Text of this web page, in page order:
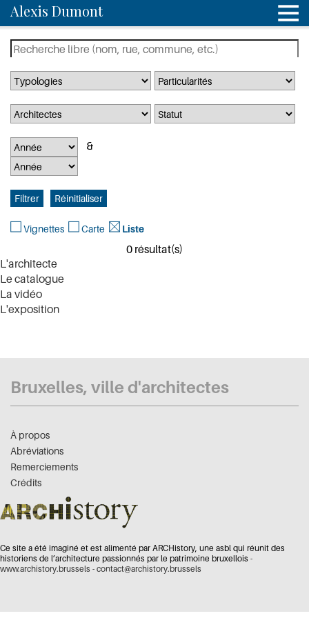
Alexis Dumont
Vignettes Carte Liste
0 résultat(s)
L'architecte
Le catalogue
La vidéo
L'exposition
Bruxelles, ville d'architectes
À propos
Abréviations
Remerciements
Crédits
Ce site a été imaginé et est alimenté par ARCHistory, une asbl qui réunit des
historiens de l’architecture passionnés par le patrimoine bruxellois -
www.archistory.brussels - contact@archistory.brussels